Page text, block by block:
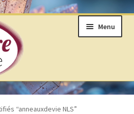
Menu
“anneauxdevie NLS”